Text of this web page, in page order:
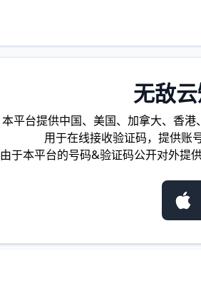
无敌
本平台提供中国、美国、加拿大、香
用于在线接收验证码，提供账
由于本平台的号码&验证码公开对外提